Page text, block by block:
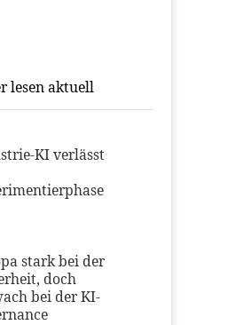
lesen aktuell
KI verlässt
stark bei der
doch
bei der KI-